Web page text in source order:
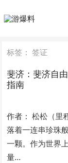
标签：签证
斐济：斐济自
指南
作者： 松松（里
落着一连串珍珠
一颗。作为世界
量…